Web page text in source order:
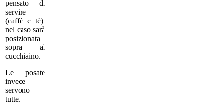
pensato di
servire
(caffè e tè),
nel caso sarà
posizionata
sopra al
cucchiaino.
Le posate
invece
servono
tutte.